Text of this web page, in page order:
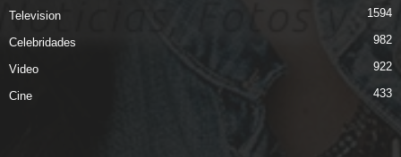
Television 1594
Celebridades 982
Video 922
Cine 433